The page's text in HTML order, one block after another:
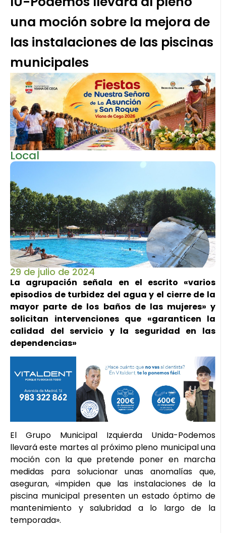
una moción sobre la mejora de
las instalaciones de las piscinas
municipales
Local
29 de julio de 2024
La agrupación señala en el escrito «varios
episodios de turbidez del agua y el cierre de la
mayor parte de los baños de las mujeres» y
solicitan intervenciones que «garanticen la
calidad del servicio y la seguridad en las
dependencias»
El Grupo Municipal Izquierda Unida-Podemos
llevará este martes al próximo pleno municipal una
moción con la que pretende poner en marcha
medidas para solucionar unas anomalías que,
aseguran, «impiden que las instalaciones de la
piscina municipal presenten un estado óptimo de
mantenimiento y salubridad a lo largo de la
temporada».